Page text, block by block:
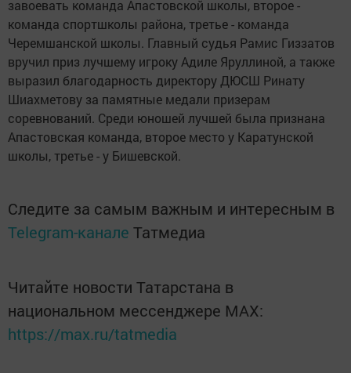
завоевать команда Апастовской школы, второе -
команда спортшколы района, третье - команда
Черемшанской школы. Главный судья Рамис Гиззатов
вручил приз лучшему игроку Адиле Яруллиной, а также
выразил благодарность директору ДЮСШ Ринату
Шиахметову за памятные медали призерам
соревнований. Среди юношей лучшей была признана
Апастовская команда, второе место у Каратунской
школы, третье - у Бишевской.
Следите за самым важным и интересным в
Telegram-канале Татмедиа
Читайте новости Татарстана в
национальном мессенджере MАХ:
https://max.ru/tatmedia